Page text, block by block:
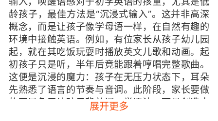
龄孩子，最佳方法是“沉浸式输入”。这并非高深
概念，而是让孩子像学母语一样，在自然有趣的
环境中接触英语。例如，有位家长从孩子幼儿园
起，就在其吃饭玩耍时播放英文儿歌和动画。起
初孩子只是听，半年后竟能跟着哼唱完整歌曲。
这便是沉浸的魔力：孩子在无压力状态下，耳朵
先熟悉了语言的节奏与音调。此阶段，家长要做
的不是急于让孩子背单词、学语法，而是创造丰
富的语言环境。例如，给家中物品贴上英文标
展开更多